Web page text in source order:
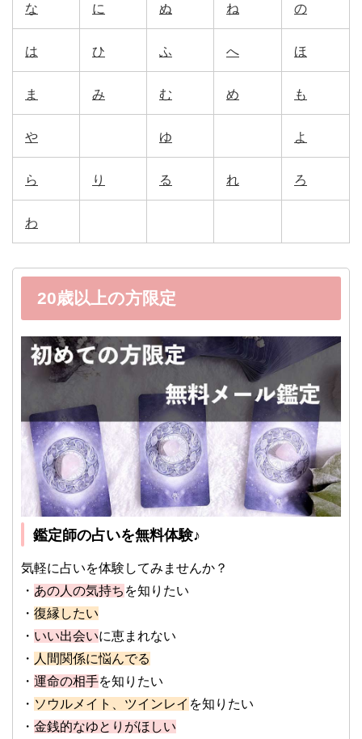
な に ぬ ね の
は ひ ふ へ ほ
ま み む め も
や ゆ よ
ら り る れ ろ
わ
20歳以上の方限定
鑑定師の占いを無料体験♪
気軽に占いを体験してみませんか？
・ あの人の気持ち を知りたい
・ 復縁したい
・ いい出会いに恵まれない
・ 人間関係に悩んでる
・ 運命の相手を知りたい
・ ソウルメイト、ツインレイ を知りたい
・ 金銭的なゆとりがほしい